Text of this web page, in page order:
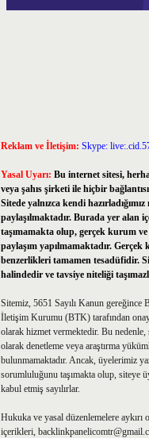
Reklam ve İletişim: Skype:
Yasal Uyarı: Bu internet sitesi,
veya şahıs şirketi ile hiçbir
Sitede yalnızca kendi
paylaşılmaktadır. Burada yer alan
taşımamakta olup, gerçek kurum
paylaşım yapılmamaktadır.
benzerlikleri tamamen tesadüfidir.
halindedir ve tavsiye niteliği
Sitemiz, 5651 Sayılı Kanun
İletişim Kurumu (BTK) tarafından
olarak hizmet vermektedir. Bu
olarak denetleme veya araştırma
bulunmamaktadır. Ancak, üyelerimiz
sorumluluğunu taşımakta olup, siteye
kabul etmiş sayılırlar.
Hukuka ve yasal düzenlemelere
içerikleri,